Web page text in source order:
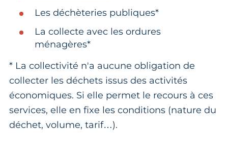
Les déchèteries publiques*
La collecte avec les ordures
ménagères*
* La collectivité n'a aucune obligation de
collecter les déchets issus des activités
économiques. Si elle permet le recours à ces
services, elle en fixe les conditions (nature du
déchet, volume, tarif…).